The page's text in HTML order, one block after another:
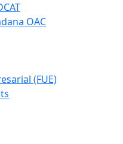
OAC
(FUE)